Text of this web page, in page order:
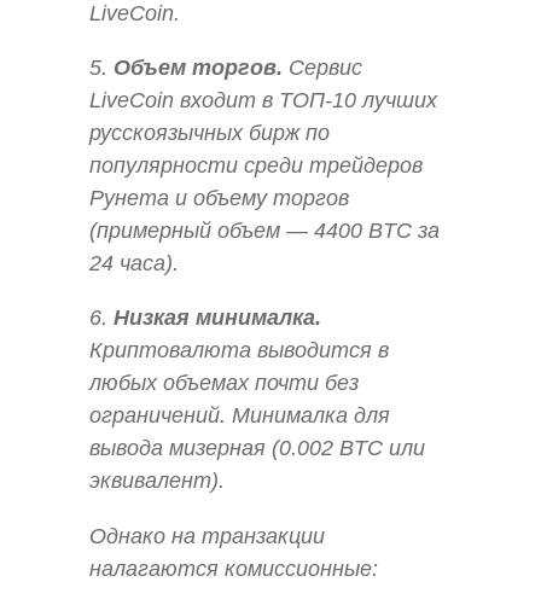
LiveCoin.
5. Объем торгов. Сервис
LiveCoin входит в ТОП-10 лучших
русскоязычных бирж по
популярности среди трейдеров
Рунета и объему торгов
(примерный объем — 4400 BTC за
24 часа).
6. Низкая минималка.
Криптовалюта выводится в
любых объемах почти без
ограничений. Минималка для
вывода мизерная (0.002 BTC или
эквивалент).
Однако на транзакции
налагаются комиссионные: